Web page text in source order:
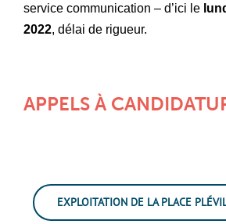
service communication – d’ici le
2022, délai de rigueur.
APPELS À
EXPLOITATION DE LA PLACE